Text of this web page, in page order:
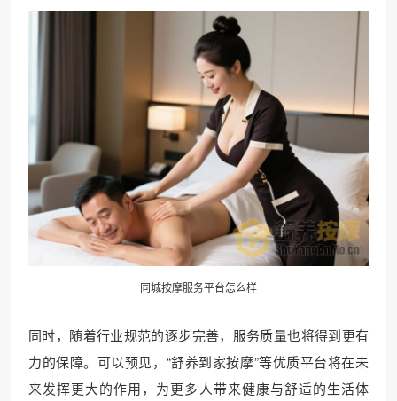
同城按摩服务平台怎么样
同时，随着行业规范的逐步完善，服务质量也将得到更有
力的保障。可以预见，“舒养到家按摩”等优质平台将在未
来发挥更大的作用，为更多人带来健康与舒适的生活体